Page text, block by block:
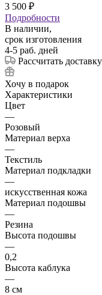
3 500 ₽
Подробности
В наличии,
срок изготовления
4-5 раб. дней
Рассчитать доставку
Хочу в подарок
Характеристики
Цвет
—
Розовый
Материал верха
—
Текстиль
Материал подкладки
—
искусственная кожа
Материал подошвы
—
Резина
Высота подошвы
—
0,2
Высота каблука
—
8 см